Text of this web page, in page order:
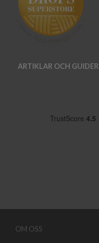
ARTIKLAR OCH GUIDER
OM OSS